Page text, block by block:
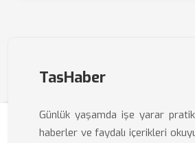
TasHaber
Günlük yaşamda işe yarar
haberler ve faydalı içerikleri